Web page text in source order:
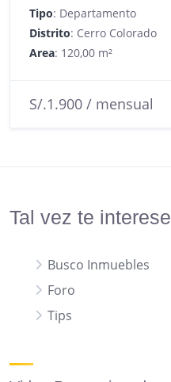
Tipo: Departamento
Distrito: Cerro Colorado
Area: 120,00 m²
S/.1.900 / mensual
Tal vez te interese
Busco Inmuebles
Foro
Tips